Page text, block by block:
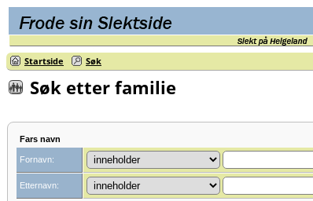
Startside Søk
Søk etter familie
Fars navn
Fornavn:
Etternavn: